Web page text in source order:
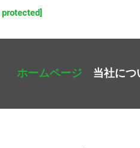
ホームページ 当社につ